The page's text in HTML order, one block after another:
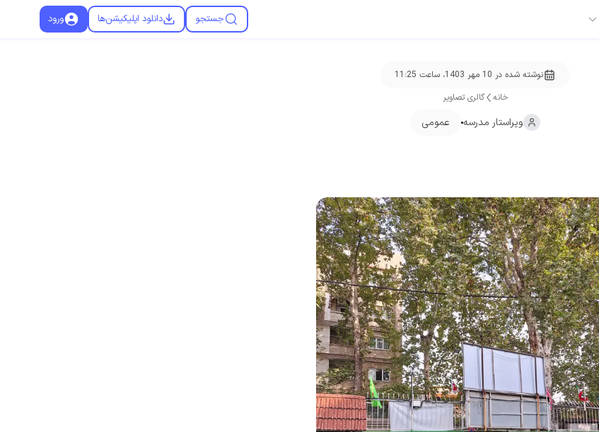
جستجو دانلود اپلیکیشن‌ها ورود
نوشته شده در 10 مهر 1403، ساعت 11:25
خانه
گالری تصاویر
ویراستار مدرسه عمومی